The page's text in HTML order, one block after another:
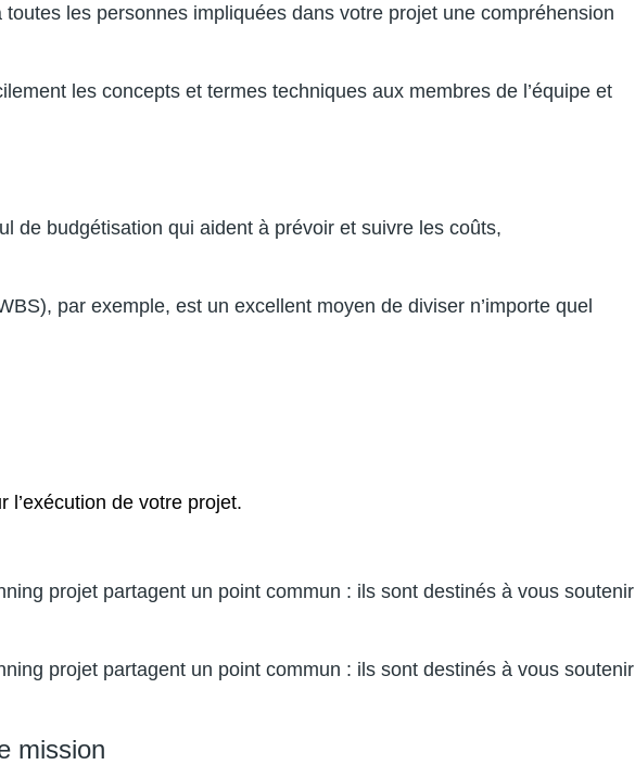
les personnes impliquées dans votre projet une compréhension
les concepts et termes techniques aux membres de l’équipe et
de budgétisation qui aident à prévoir et suivre les coûts,
par exemple, est un excellent moyen de diviser n’importe quel
de votre projet.
projet partagent un point commun : ils sont destinés à vous soutenir
projet partagent un point commun : ils sont destinés à vous soutenir
mission